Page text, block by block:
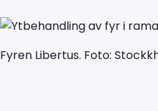
Fyren Libertus. Foto: